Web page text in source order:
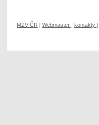
MZV ČR | Webmaster | kontakty |